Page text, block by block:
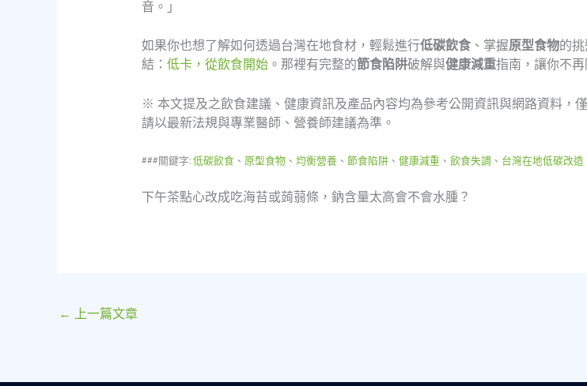
音。」
如果你也想了解如何透過台灣在地食材，輕鬆進行低碳飲食、掌握原型食物的
結： 低卡，從飲食開始。那裡有完整的節食陷阱破解與健康減重指南，讓你不再
※ 本文提及之飲食建議、健康資訊及產品內容均為參考公開資訊與網路資料，
請以最新法規與專業醫師、營養師建議為準。
###關鍵字:低碳飲食 、 原型食物、 均衡營養、 節食陷阱、 健康減重 、 飲食失調 、 台灣在地低碳改造
下午茶點心改成吃海苔或蒟蒻條，鈉含量太高會不會水腫？
← 上一篇文章